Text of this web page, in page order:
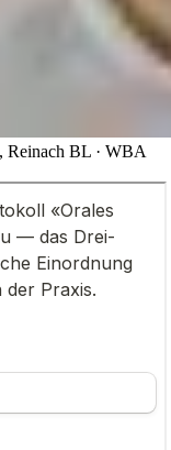
Reinach BL · WBA